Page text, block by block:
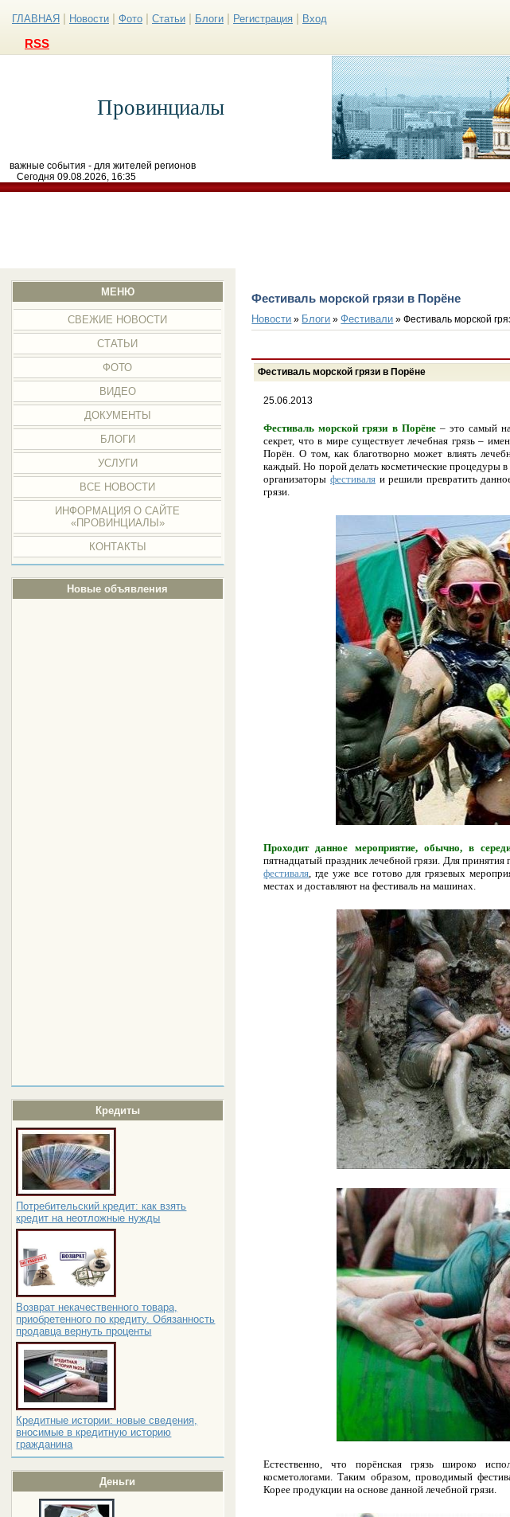
ГЛАВНАЯ Новости Фото Статьи Блоги Регистрация Вход
RSS
Провинциалы
важные события - для жителей регионов
Сегодня 09.08.2026, 16:35
МЕНЮ
СВЕЖИЕ НОВОСТИ
СТАТЬИ
ФОТО
ВИДЕО
ДОКУМЕНТЫ
БЛОГИ
УСЛУГИ
ВСЕ НОВОСТИ
ИНФОРМАЦИЯ О САЙТЕ
«ПРОВИНЦИАЛЫ»
КОНТАКТЫ
Новые объявления
Кредиты
Потребительский кредит: как взять
кредит на неотложные нужды
Возврат некачественного товара,
приобретенного по кредиту. Обязанность
продавца вернуть проценты
Кредитные истории: новые сведения,
вносимые в кредитную историю
гражданина
Деньги
Фестиваль морской грязи в Порёне
Новости » Блоги »Фестивали » Фестиваль морской
Фестиваль морской грязи в Порёне
25.06.2013
Фестиваль морской грязи в Порёне– это самый
секрет, что в мире существует лечебная грязь –
Порён. О том, как благотворно может влиять
каждый. Но порой делать косметические процедуры
организаторы фестиваляи решили превратить
грязи.
Проходит данное мероприятие, обычно, в
пятнадцатый праздник лечебной грязи. Для
фестиваля, где уже все готово для грязевых
местах и доставляют на фестиваль на машинах.
Естественно, что порёнская грязь широко
косметологами. Таким образом, проводимый
Корее продукции на основе данной лечебной грязи.